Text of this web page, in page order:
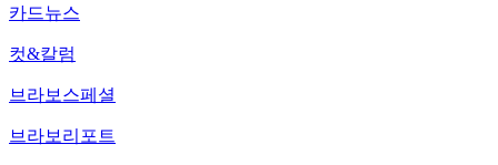
카드뉴스
컷&칼럼
브라보스페셜
브라보리포트